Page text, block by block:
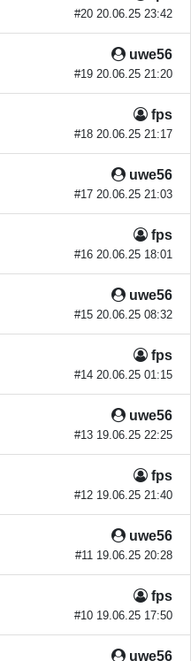
#20 20.06.25 23:42
uwe56
#19 20.06.25 21:20
fps
#18 20.06.25 21:17
uwe56
#17 20.06.25 21:03
fps
#16 20.06.25 18:01
uwe56
#15 20.06.25 08:32
fps
#14 20.06.25 01:15
uwe56
#13 19.06.25 22:25
fps
#12 19.06.25 21:40
uwe56
#11 19.06.25 20:28
fps
#10 19.06.25 17:50
uwe56